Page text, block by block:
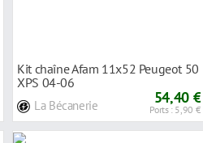
Kit chaîne Afam 11x52 Peugeot 50
XPS 04-06
La Bécanerie 54,40 €
Ports : 5,90 €